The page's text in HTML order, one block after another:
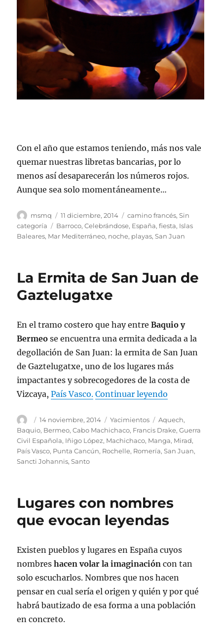
Con el año que estamos teniendo, más nos vale
quemar nuestras libretas bancarias, por lo
menos así desaparecerán los números rojos.
Aunque sea solo momentáneamente…
Autor
msmq
Publicado
el
11 diciembre, 2014 Categorías
camino francés,Sin
categoría
Etiquetas
Barroco,Celebrándose, España,fiesta, Islas
Baleares, Mar Mediterráneo, noche, playas,San Juan
La Ermita de San Juan de
Gaztelugatxe
En el tramo costero que hay entreBaquio y
Bermeo se encuentra una ermita dedicada a la
degollación de San Juan: la ermita de San Juan
de Gaztelugatxe, uno de los lugares más
impactantes y sobrecogedores de la costa de
Vizcaya,País Vasco. Continuar leyendo
AutorPublicado
el
14 noviembre, 2014 Categorías
Yacimientos Etiquetas
Aquech,
Baquio, Bermeo,Cabo Machichaco, Francis Drake,Guerra
Civil Española, Iñigo López, Machichaco, Manga, Mirad,
País Vasco, Punta Cancún, Rochelle, Romería,San Juan,
Sancti Johannis,Santo
Lugares con nombres
que evocan leyendas
Existen pueblos y lugares en España cuyos
nombres hacen volar la imaginación con tan
solo escucharlos. Nombres que nos hacen
pensar en cual sería el origen y quién y por qué
habrá bautizado de esa forma a una población
en concreto.